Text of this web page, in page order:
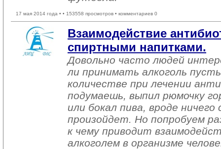
17 мая 2014 года • • 153558 просмотров • комментариев 0
Взаимодействие
спиртными напитками.
Довольно часто людей
ли принимать алкоголь
количестве при лечении
подумаешь, выпил рюмочку
или бокал пива, вроде
произойдет. Но попробуем
к чему приводит
алкоголем в организме